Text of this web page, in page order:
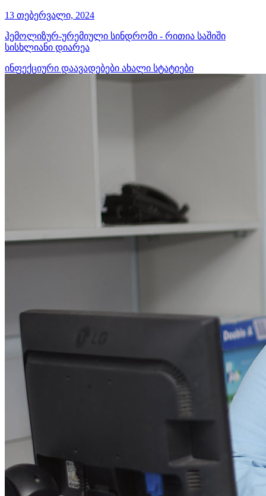
13 თებერვალი, 2024
ჰემოლიზურ-ურემიული სინდრომი - რითია საშიში
სისხლიანი დიარეა
ინფექციური დაავადებები ახალი სტატიები